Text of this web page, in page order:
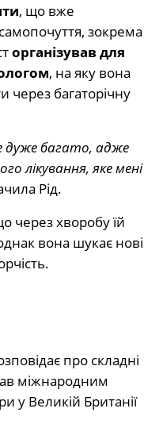
, що вже
зокрема
організував для
, на яку вона
через багаторічну
дуже багато, адже
лікування, яке мені
Рід.
через хворобу їй
вона шукає нові
про складні
міжнародним
у Великій Британії